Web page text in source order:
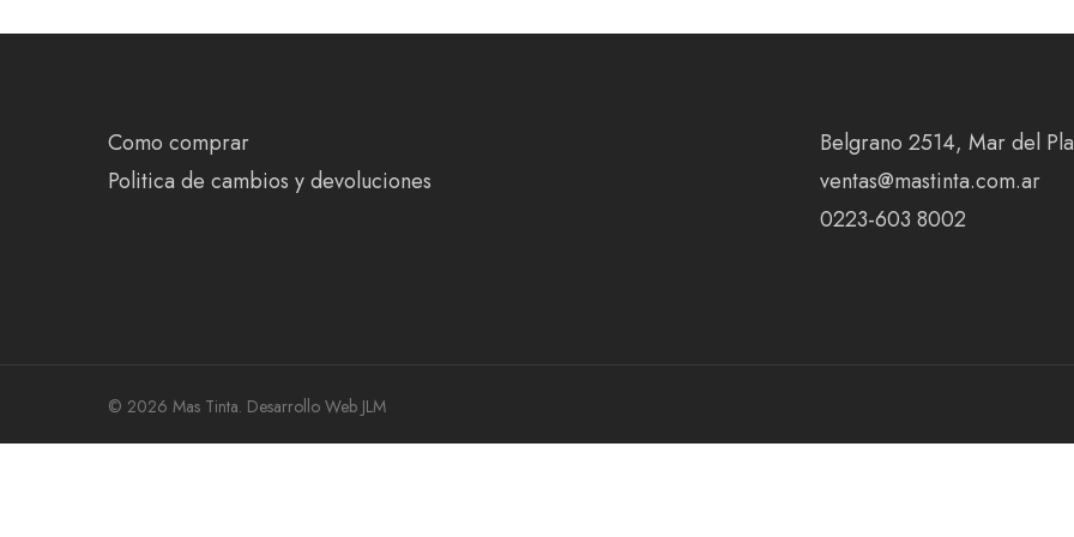
Como comprar
Politica de cambios y devoluciones
Belgrano 2514, Mar del
ventas@mastinta.com.ar
0223-603 8002
© 2026 Mas Tinta. Desarrollo Web JLM